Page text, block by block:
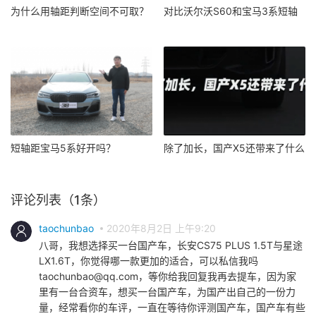
为什么用轴距判断空间不可取？ 对比沃尔沃S60和宝马3系短轴
短轴距宝马5系好开吗？ 除了加长，国产X5还带来了什么
评论列表（1条）
taochunbao
2020年8月2日 上午9:20
八哥，我想选择买一台国产车，长安CS75 PLUS 1.5T与星途
LX1.6T，你觉得哪一款更加的适合，可以私信我吗
taochunbao@qq.com，等你给我回复我再去提车，因为家
里有一台合资车，想买一台国产车，为国产出自己的一份力
量，经常看你的车评，一直在等待你评测国产车，国产车有些